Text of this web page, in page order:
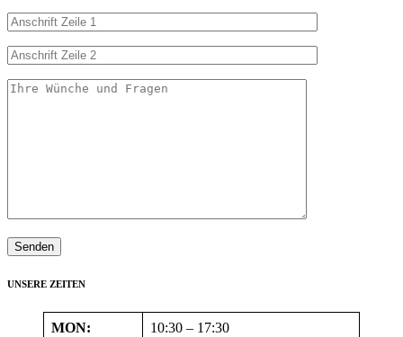
UNSERE ZEITEN
MON: 10:30 – 17:30